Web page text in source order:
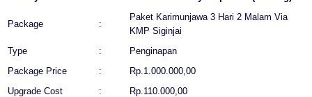
Package :
Paket Karimunjawa 3 Hari 2 Malam Via
KMP Siginjai
Type
:
Penginapan
Package Price
:
Rp.1.000.000,00
Upgrade Cost
:
Rp.110.000,00